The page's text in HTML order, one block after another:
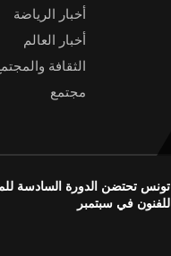
أخبار الرياضة
أخبار العالم
الثقافة
مجتمع
تونس تحتضن الدورة السادسة
للفنون في سبتمبر